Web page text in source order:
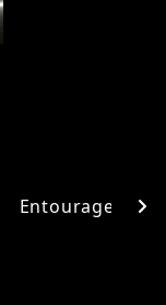
Entourage chevron_right